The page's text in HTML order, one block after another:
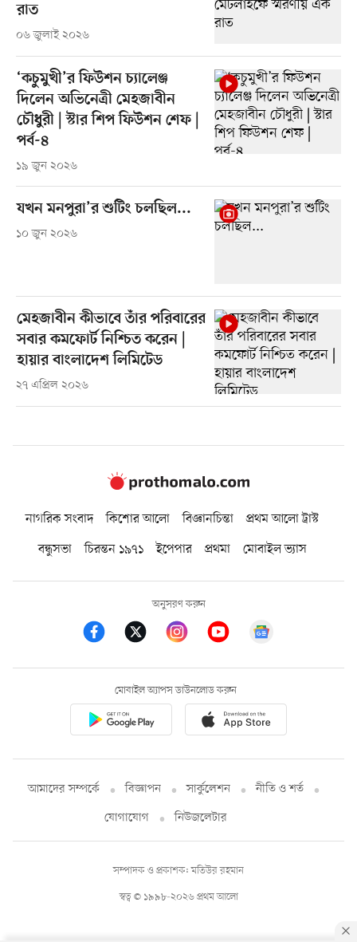
রাত
০৬ জুলাই ২০২৬
‘কচুমুখী’র ফিউশন চ্যালেঞ্জ
দিলেন অভিনেত্রী মেহজাবীন
চৌধুরী | স্টার শিপ ফিউশন শেফ |
পর্ব-৪
১৯ জুন ২০২৬
যখন মনপুরা’র শুটিং চলছিল...
১০ জুন ২০২৬
মেহজাবীন কীভাবে তাঁর পরিবারের
সবার কমফোর্ট নিশ্চিত করেন |
হায়ার বাংলাদেশ লিমিটেড
২৭ এপ্রিল ২০২৬
নাগরিক সংবাদ কিশোর আলো বিজ্ঞানচিন্তা
প্রথম আলো ট্রাস্ট
বন্ধুসভা
চিরন্তন ১৯৭১ ইপেপার প্রথমা মোবাইল ভ্যাস
অনুসরণ করুন
মোবাইল অ্যাপস ডাউনলোড করুন
আমাদের সম্পর্কে বিজ্ঞাপন সার্কুলেশন
নীতি ও শর্ত
যোগাযোগ
নিউজলেটার
স্বত্ব © ১৯৯৮-২০২৬ প্রথম আলো
সম্পাদক ও প্রকাশক: মতিউর রহমান